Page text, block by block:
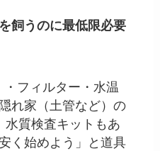
飼うのに最低限必要
フィルター・水温
れ家（土管など）の
水質検査キットもあ
く始めよう」と道具